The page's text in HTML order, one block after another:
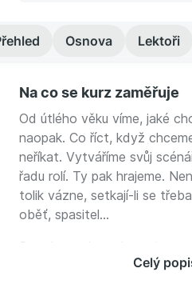
Osnova Lektoři
Na co se kurz zaměřuje
Od útlého věku víme, jaké
naopak. Co říct, když
neříkat. Vytváříme svůj
řadu rolí. Ty pak hrajeme.
tolik vázne, setkají-li se
oběť, spasitel…
Smyslem tohoto kurzu je
rozklíčovat tyto scénáře a
Celý